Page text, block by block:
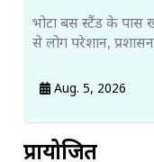
भोटा बस स्टैंड के
से लोग परेशान,
Aug. 5, 2026
प्रायोजित